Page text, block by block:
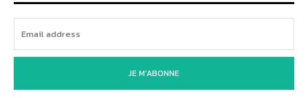
JE M'ABONNE